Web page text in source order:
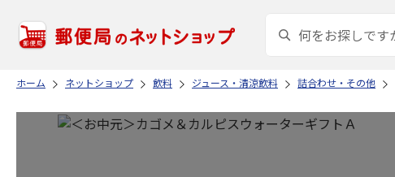
ホーム ネットショップ 飲料 ジュース・清涼飲料 詰合わせ・その他